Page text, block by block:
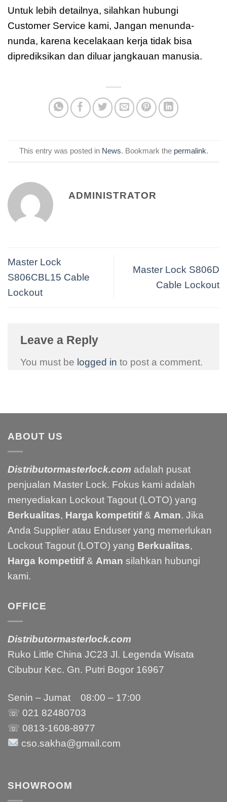
Untuk lebih detailnya, silahkan hubungi
Customer Service kami, Jangan menunda-
nunda, karena kecelakaan kerja tidak bisa
diprediksikan dan diluar jangkauan manusia.
This entry was posted in News. Bookmark the permalink.
ADMINISTRATOR
Master Lock
S806CBL15 Cable
Lockout
Master Lock S806D
Cable Lockout
Leave a Reply
You must be logged in to post a comment.
ABOUT US
Distributormasterlock.com adalah pusat
penjualan Master Lock. Fokus kami adalah
menyediakan Lockout Tagout (LOTO) yang
Berkualitas, Harga kompetitif& Aman. Jika
Anda Supplier atau Enduser yang memerlukan
Lockout Tagout (LOTO) yang Berkualitas,
Harga kompetitif& Aman silahkan hubungi
kami.
OFFICE
Distributormasterlock.com
Ruko Little China JC23 Jl. Legenda Wisata
Cibubur Kec. Gn. Putri Bogor 16967
Senin – Jumat 08:00 – 17:00
☏ 021 82480703
☏ 0813-1608-8977
cso.sakha@gmail.com
SHOWROOM